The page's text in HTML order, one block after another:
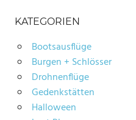
KATEGORIEN
Bootsausflüge
Burgen + Schlösser
Drohnenflüge
Gedenkstätten
Halloween